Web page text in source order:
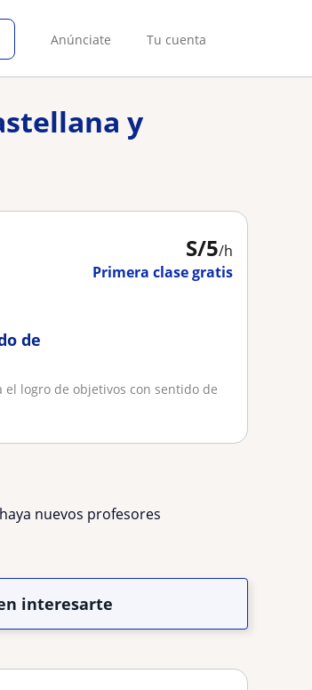
Anúnciate Tu cuenta
y
S/5/h
Primera clase gratis
de
logro de objetivos con sentido de
nuevos profesores
interesarte